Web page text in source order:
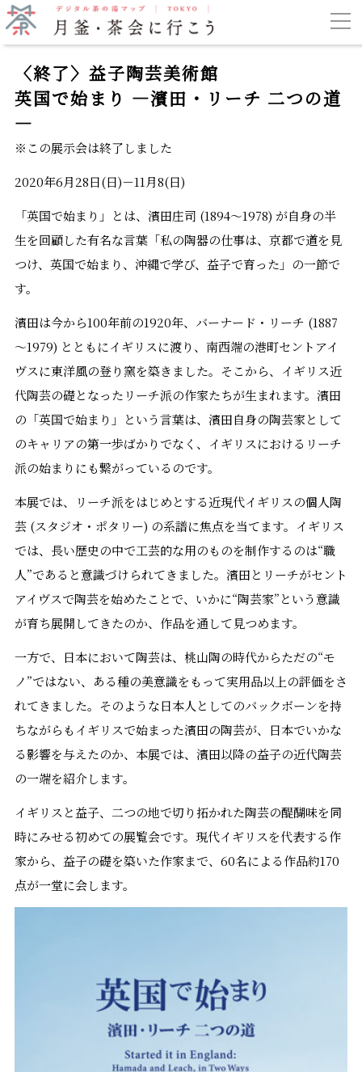
〈終了〉益子陶芸美術館
英国で始まり ―濱田・リーチ 二つの道
―
※この展示会は終了しました
2020年6月28日(日)－11月8(日)
「英国で始まり」とは、濱田庄司 (1894～1978) が自身の半
生を回顧した有名な言葉「私の陶器の仕事は、京都で道を見
つけ、英国で始まり、沖縄で学び、益子で育った」の一節で
す。
濱田は今から100年前の1920年、バーナード・リーチ (1887
～1979) とともにイギリスに渡り、南西端の港町セントアイ
ヴスに東洋風の登り窯を築きました。そこから、イギリス近
代陶芸の礎となったリーチ派の作家たちが生まれます。濱田
の「英国で始まり」という言葉は、濱田自身の陶芸家として
のキャリアの第一歩ばかりでなく、イギリスにおけるリーチ
派の始まりにも繋がっているのです。
本展では、リーチ派をはじめとする近現代イギリスの個人陶
芸 (スタジオ・ポタリー) の系譜に焦点を当てます。イギリス
では、長い歴史の中で工芸的な用のものを制作するのは“職
人”であると意識づけられてきました。濱田とリーチがセント
アイヴスで陶芸を始めたことで、いかに“陶芸家”という意識
が育ち展開してきたのか、作品を通して見つめます。
一方で、日本において陶芸は、桃山陶の時代からただの“モ
ノ”ではない、ある種の美意識をもって実用品以上の評価をさ
れてきました。そのような日本人としてのバックボーンを持
ちながらもイギリスで始まった濱田の陶芸が、日本でいかな
る影響を与えたのか、本展では、濱田以降の益子の近代陶芸
の一端を紹介します。
イギリスと益子、二つの地で切り拓かれた陶芸の醍醐味を同
時にみせる初めての展覧会です。現代イギリスを代表する作
家から、益子の礎を築いた作家まで、60名による作品約170
点が一堂に会します。